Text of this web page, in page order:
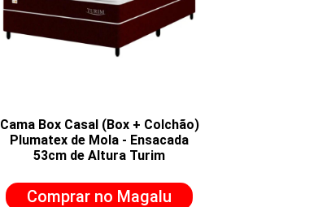
Cama Box Casal (Box + Colchão)
Plumatex de Mola - Ensacada
53cm de Altura Turim
Comprar no Magalu